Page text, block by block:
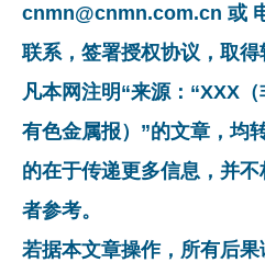
cnmn@cnmn.com.cn 或
联系，签署授权协议，取得
凡本网注明“来源：“XXX
有色金属报）”的文章，均
的在于传递更多信息，并
者参考。
若据本文章操作，所有后